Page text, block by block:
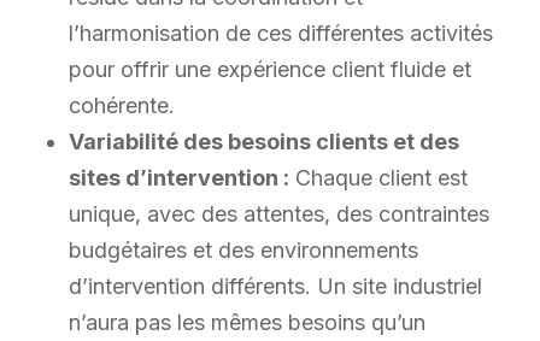
l’harmonisation de ces différentes activités
pour offrir une expérience client fluide et
cohérente.
Variabilité des besoins clients et des
sites d’intervention : Chaque client est
unique, avec des attentes, des contraintes
budgétaires et des environnements
d’intervention différents. Un site industriel
n’aura pas les mêmes besoins qu’un